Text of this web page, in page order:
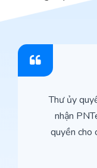
Thư ủy
nhận
quyền cho